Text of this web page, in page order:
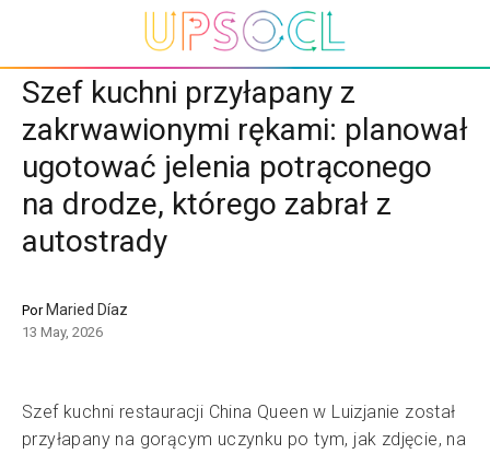
Szef kuchni przyłapany z
zakrwawionymi rękami: planował
ugotować jelenia potrąconego
na drodze, którego zabrał z
autostrady
Por Maried Díaz
13 May, 2026
Szef kuchni restauracji China Queen w Luizjanie został
przyłapany na gorącym uczynku po tym, jak zdjęcie, na